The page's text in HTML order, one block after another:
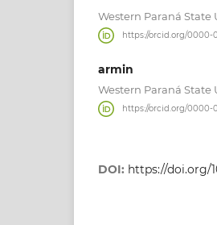
Western Paraná State
https://orcid.org/
armin
Western Paraná State
https://orcid.org/0000-
DOI: https://doi.org/